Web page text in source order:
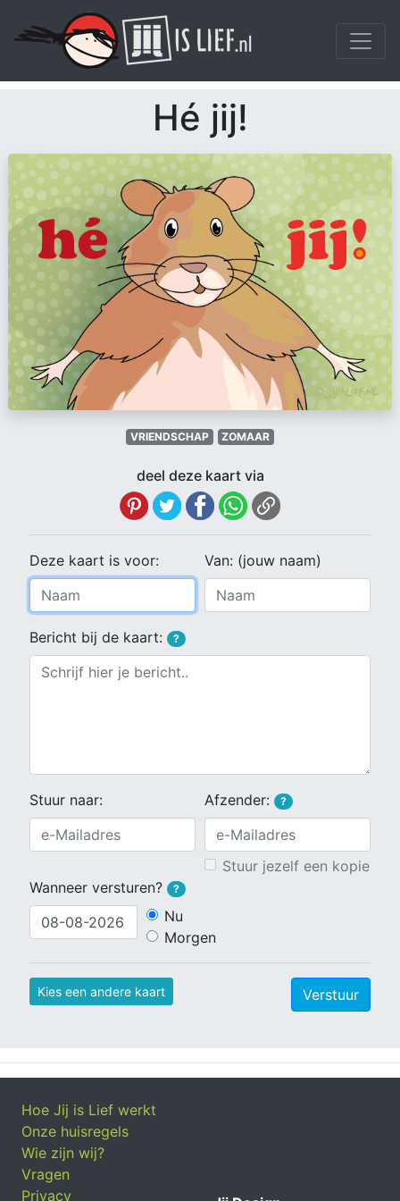
Hé jij!
VRIENDSCHAP ZOMAAR
deel deze kaart via
Deze kaart is voor: Van: (jouw naam)
Bericht bij de kaart: ?
Stuur naar: Afzender: ?
Stuur jezelf een kopie
Wanneer versturen?
?
Nu
Morgen
Kies een andere kaart Verstuur
Hoe Jij is Lief werkt
Onze huisregels
Wie zijn wij?
Vragen
Privacy